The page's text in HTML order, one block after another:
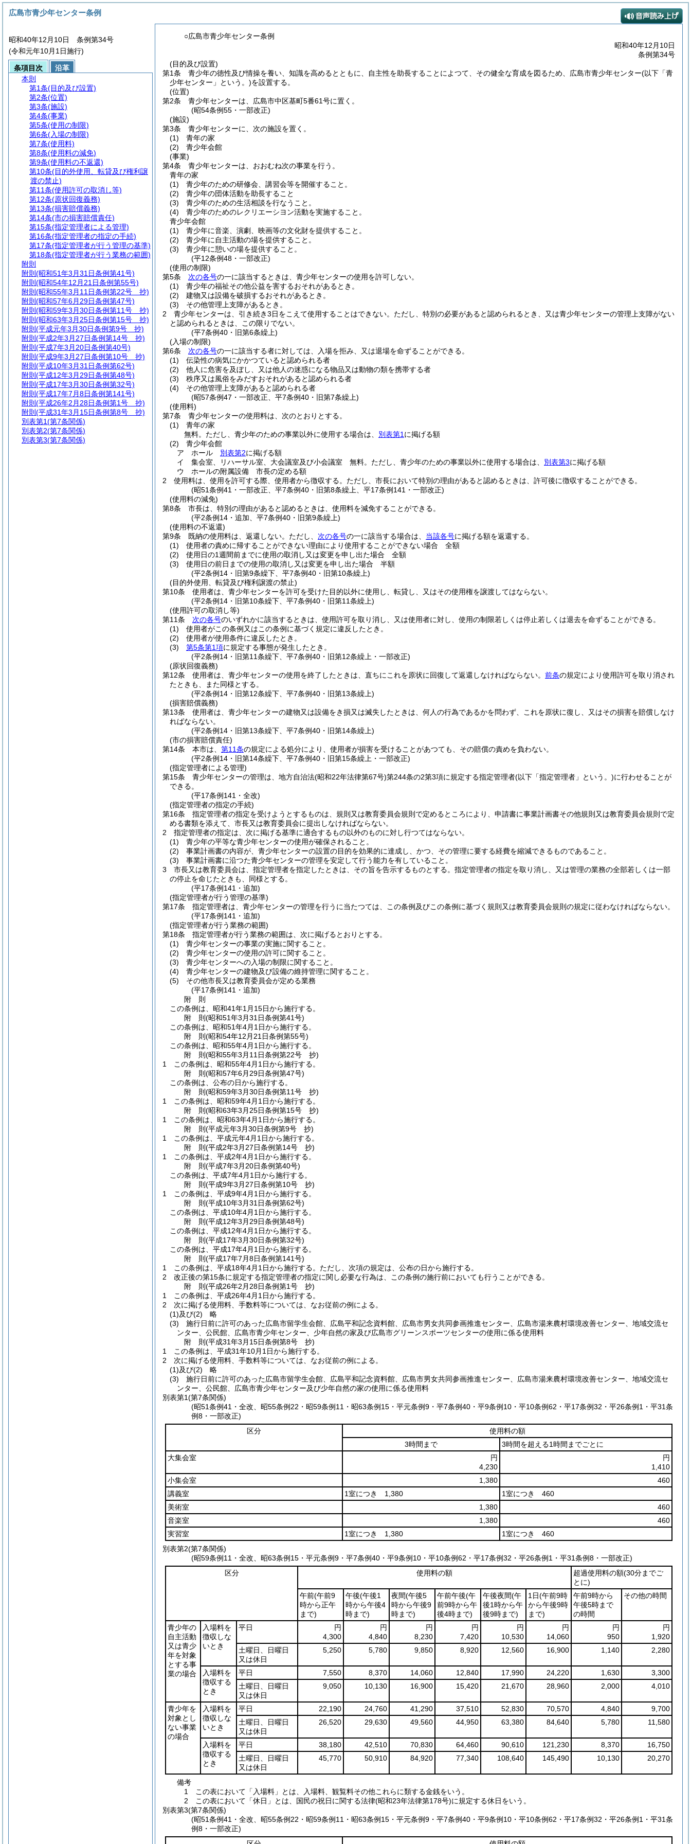
○広島市青少年センター条例
昭和40年12月10日
条例第34号
(目的及び設置)
第1条
青少年の徳性及び情操を養い、知識を高めるとともに、自主性を助長することによつて、その健全な育成を図るため、広島市青少年センター(以下「青
少年センター」という。)を設置する。
(位置)
第2条
青少年センターは、広島市中区基町5番61号に置く。
(昭54条例55・一部改正)
(施設)
第3条
青少年センターに、次の施設を置く。
(1)
青年の家
(2)
青少年会館
(事業)
第4条
青少年センターは、おおむね次の事業を行う。
青年の家
(1) 青少年のための研修会、講習会等を開催すること。
(2) 青少年の団体活動を助長すること
(3) 青少年のための生活相談を行なうこと。
(4) 青少年のためのレクリエーシヨン活動を実施すること。
青少年会館
(1) 青少年に音楽、演劇、映画等の文化財を提供すること。
(2) 青少年に自主活動の場を提供すること。
(3) 青少年に憩いの場を提供すること。
(平12条例48・一部改正)
(使用の制限)
第5条
次の各号の一に該当するときは、青少年センターの使用を許可しない。
(1)
青少年の福祉その他公益を害するおそれがあるとき。
(2)
建物又は設備を破損するおそれがあるとき。
(3)
その他管理上支障があるとき。
2
青少年センターは、引き続き3日をこえて使用することはできない。 ただし、特別の必要があると認められるとき、又は青少年センターの管理上支障がない
と認められるときは、この限りでない。
(平7条例40・旧第6条繰上)
(入場の制限)
第6条
次の各号の一に該当する者に対しては、入場を拒み、又は退場を命ずることができる。
(1)
伝染性の病気にかかつていると認められる者
(2)
他人に危害を及ぼし、又は他人の迷惑になる物品又は動物の類を携帯する者
(3)
秩序又は風俗をみだすおそれがあると認められる者
(4)
その他管理上支障があると認められる者
(昭57条例47・一部改正、平7条例40・旧第7条繰上)
(使用料)
第7条
青少年センターの使用料は、次のとおりとする。
(1)
青年の家
無料。ただし、青少年のための事業以外に使用する場合は、 別表第1 に掲げる額
(2)
青少年会館
ア
ホール 別表第2に掲げる額
イ
集会室、リハーサル室、大会議室及び小会議室 無料。 ただし、青少年のための事業以外に使用する場合は、 別表第3に掲げる額
ウ
ホールの附属設備 市長の定める額
2
使用料は、使用を許可する際、使用者から徴収する。 ただし、市長において特別の理由があると認めるときは、許可後に徴収することができる。
(昭51条例41・一部改正、平7条例40・旧第8条繰上、平17条例141・一部改正)
(使用料の減免)
第8条
市長は、特別の理由があると認めるときは、使用料を減免することができる。
(平2条例14・追加、平7条例40・旧第9条繰上)
(使用料の不返還)
第9条
既納の使用料は、返還しない。 ただし、 次の各号の一に該当する場合は、 当該各号に掲げる額を返還する。
(1)
使用者の責めに帰することができない理由により使用することができない場合 全額
(2)
使用日の1週間前までに使用の取消し又は変更を申し出た場合 全額
(3)
使用日の前日までの使用の取消し又は変更を申し出た場合 半額
(平2条例14・旧第9条繰下、平7条例40・旧第10条繰上)
(目的外使用、転貸及び権利譲渡の禁止)
第10条
使用者は、青少年センターを許可を受けた目的以外に使用し、転貸し、又はその使用権を譲渡してはならない。
(平2条例14・旧第10条繰下、平7条例40・旧第11条繰上)
(使用許可の取消し等)
第11条
次の各号のいずれかに該当するときは、使用許可を取り消し、又は使用者に対し、使用の制限若しくは停止若しくは退去を命ずることができる。
(1)
使用者がこの条例又はこの条例に基づく規定に違反したとき。
(2)
使用者が使用条件に違反したとき。
(3)
第5条第1項に規定する事態が発生したとき。
(平2条例14・旧第11条繰下、平7条例40・旧第12条繰上・一部改正)
(原状回復義務)
第12条
使用者は、青少年センターの使用を終了したときは、直ちにこれを原状に回復して返還しなければならない。 前条の規定により使用許可を取り消され
たときも、また同様とする。
(平2条例14・旧第12条繰下、平7条例40・旧第13条繰上)
(損害賠償義務)
第13条
使用者は、青少年センターの建物又は設備をき損又は滅失したときは、何人の行為であるかを問わず、これを原状に復し、又はその損害を賠償しなけ
ればならない。
(平2条例14・旧第13条繰下、平7条例40・旧第14条繰上)
(市の損害賠償責任)
第14条
本市は、 第11条の規定による処分により、使用者が損害を受けることがあつても、その賠償の責めを負わない。
(平2条例14・旧第14条繰下、平7条例40・旧第15条繰上・一部改正)
(指定管理者による管理)
第15条
青少年センターの管理は、地方自治法(昭和22年法律第67号)第244条の2第3項に規定する指定管理者(以下「指定管理者」という。)に行わせることが
できる。
(平17条例141・全改)
(指定管理者の指定の手続)
第16条
指定管理者の指定を受けようとするものは、規則又は教育委員会規則で定めるところにより、申請書に事業計画書その他規則又は教育委員会規則で定
める書類を添えて、市長又は教育委員会に提出しなければならない。
2
指定管理者の指定は、次に掲げる基準に適合するもの以外のものに対し行つてはならない。
(1)
青少年の平等な青少年センターの使用が確保されること。
(2)
事業計画書の内容が、青少年センターの設置の目的を効果的に達成し、かつ、その管理に要する経費を縮減できるものであること。
(3)
事業計画書に沿つた青少年センターの管理を安定して行う能力を有していること。
3
市長又は教育委員会は、指定管理者を指定したときは、その旨を告示するものとする。 指定管理者の指定を取り消し、又は管理の業務の全部若しくは一部
の停止を命じたときも、同様とする。
(平17条例141・追加)
(指定管理者が行う管理の基準)
第17条
指定管理者は、青少年センターの管理を行うに当たつては、この条例及びこの条例に基づく規則又は教育委員会規則の規定に従わなければならない。
(平17条例141・追加)
(指定管理者が行う業務の範囲)
第18条
指定管理者が行う業務の範囲は、次に掲げるとおりとする。
(1)
青少年センターの事業の実施に関すること。
(2)
青少年センターの使用の許可に関すること。
(3)
青少年センターへの入場の制限に関すること。
(4)
青少年センターの建物及び設備の維持管理に関すること。
(5)
その他市長又は教育委員会が定める業務
(平17条例141・追加)
附 則
この条例は、昭和41年1月15日から施行する。
附 則(昭和51年3月31日条例第41号)
この条例は、昭和51年4月1日から施行する。
附 則(昭和54年12月21日条例第55号)
この条例は、昭和55年4月1日から施行する。
附 則(昭和55年3月11日条例第22号 抄)
1
この条例は、昭和55年4月1日から施行する。
附 則(昭和57年6月29日条例第47号)
この条例は、公布の日から施行する。
附 則(昭和59年3月30日条例第11号 抄)
1
この条例は、昭和59年4月1日から施行する。
附 則(昭和63年3月25日条例第15号 抄)
1
この条例は、昭和63年4月1日から施行する。
附 則(平成元年3月30日条例第9号 抄)
1
この条例は、平成元年4月1日から施行する。
附 則(平成2年3月27日条例第14号 抄)
1
この条例は、平成2年4月1日から施行する。
附 則(平成7年3月20日条例第40号)
この条例は、平成7年4月1日から施行する。
附 則(平成9年3月27日条例第10号 抄)
1
この条例は、平成9年4月1日から施行する。
附 則(平成10年3月31日条例第62号)
この条例は、平成10年4月1日から施行する。
附 則(平成12年3月29日条例第48号)
この条例は、平成12年4月1日から施行する。
附 則(平成17年3月30日条例第32号)
この条例は、平成17年4月1日から施行する。
附 則(平成17年7月8日条例第141号)
1
この条例は、平成18年4月1日から施行する。 ただし、次項の規定は、公布の日から施行する。
2
改正後の第15条に規定する指定管理者の指定に関し必要な行為は、この条例の施行前においても行うことができる。
附 則(平成26年2月28日条例第1号 抄)
1
この条例は、平成26年4月1日から施行する。
2
次に掲げる使用料、手数料等については、なお従前の例による。
(1)及び(2)
略
(3)
施行日前に許可のあった広島市留学生会館、広島平和記念資料館、広島市男女共同参画推進センター、広島市湯来農村環境改善センター、地域交流セ
ンター、公民館、広島市青少年センター、少年自然の家及び広島市グリーンスポーツセンターの使用に係る使用料
附 則(平成31年3月15日条例第8号 抄)
1
この条例は、平成31年10月1日から施行する。
2
次に掲げる使用料、手数料等については、なお従前の例による。
(1)及び(2)
略
(3)
施行日前に許可のあった広島市留学生会館、広島平和記念資料館、広島市男女共同参画推進センター、広島市湯来農村環境改善センター、地域交流セ
ンター、公民館、広島市青少年センター及び少年自然の家の使用に係る使用料
別表第1(第7条関係)
(昭51条例41・全改、昭55条例22・昭59条例11・昭63条例15・平元条例9・平7条例40・平9条例10・平10条例62・平17条例32・平26条例1・平31条
例8・一部改正)
区分
使用料の額
3時間まで
3時間を超える1時間までごとに
大集会室
円
4,230
円
1,410
小集会室
1,380
460
講義室
1室につき 1,380
1室につき 460
美術室
1,380
460
音楽室
1,380
460
実習室
1室につき 1,380
1室につき 460
別表第2(第7条関係)
(昭59条例11・全改、昭63条例15・平元条例9・平7条例40・平9条例10・平10条例62・平17条例32・平26条例1・平31条例8・一部改正)
区分
使用料の額 超過使用料の額(30分までご
とに)
午前(午前9
時から正午
まで)
午後(午後1
時から午後4
時まで)
夜間(午後5
時から午後9
時まで)
午前午後(午
前9時から午
後4時まで)
午後夜間(午
後1時から午
後9時まで)
1日(午前9時
から午後9時
まで)
午前9時から
午後5時まで
の時間
その他の時間
青少年の
自主活動
又は青少
年を対象
とする事
業の場合
入場料を
徴収しな
いとき
平日
円
4,300
円
4,840
円
8,230
円
7,420
円
10,530
円
14,060
円
950
円
1,920
土曜日、日曜日
又は休日
5,250 5,780 9,850 8,920 12,560 16,900 1,140 2,280
入場料を
徴収する
とき
平日 7,550 8,370 14,060 12,840 17,990 24,220 1,630
3,300
土曜日、日曜日
又は休日
9,050 10,130 16,900 15,420 21,670 28,960 2,000 4,010
青少年を
対象とし
ない事業
の場合
入場料を
徴収しな
いとき
平日 22,190 24,760 41,290 37,510 52,830 70,570 4,840
9,700
土曜日、日曜日
又は休日
26,520 29,630 49,560 44,950 63,380 84,640 5,780 11,580
入場料を
徴収する
とき
平日 38,180 42,510 70,830 64,460 90,610 121,230 8,370
16,750
土曜日、日曜日
又は休日
45,770 50,910 84,920 77,340 108,640 145,490 10,130 20,270
備考
1 この表において「入場料」とは、入場料、観覧料その他これらに類する金銭をいう。
2 この表において「休日」とは、国民の祝日に関する法律(昭和23年法律第178号)に規定する休日をいう。
別表第3(第7条関係)
(昭51条例41・全改、昭55条例22・昭59条例11・昭63条例15・平元条例9・平7条例40・平9条例10・平10条例62・平17条例32・平26条例1・平31条
例8・一部改正)
広島市青少年センター条例
昭和40年12月10日 条例第34号
(令和元年10月1日施行)
条項目次
沿革
本則
第1条(目的及び設置)
第2条(位置)
第3条(施設)
第4条(事業)
第5条(使用の制限)
第6条(入場の制限)
第7条(使用料)
第8条(使用料の減免)
第9条(使用料の不返還)
第10条(目的外使用、転貸及び権利譲
渡の禁止)
第11条(使用許可の取消し等)
第12条(原状回復義務)
第13条(損害賠償義務)
第14条(市の損害賠償責任)
第15条(指定管理者による管理)
第16条(指定管理者の指定の手続)
第17条(指定管理者が行う管理の基準)
第18条(指定管理者が行う業務の範囲)
附則
附則 (昭和51年3月31日条例第41号)
附則 (昭和54年12月21日条例第55号)
附則 (昭和55年3月11日条例第22号 抄)
附則 (昭和57年6月29日条例第47号)
附則 (昭和59年3月30日条例第11号 抄)
附則 (昭和63年3月25日条例第15号 抄)
附則 (平成元年3月30日条例第9号 抄)
附則 (平成2年3月27日条例第14号 抄)
附則 (平成7年3月20日条例第40号)
附則 (平成9年3月27日条例第10号 抄)
附則 (平成10年3月31日条例第62号)
附則 (平成12年3月29日条例第48号)
附則 (平成17年3月30日条例第32号)
附則 (平成17年7月8日条例第141号)
附則 (平成26年2月28日条例第1号 抄)
附則 (平成31年3月15日条例第8号 抄)
別表第1(第7条関係)
別表第2(第7条関係)
別表第3(第7条関係)